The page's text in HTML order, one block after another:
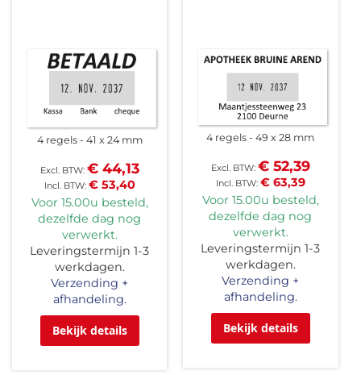
4 regels 41 x 24 mm
€ 53,40
€ 44,13
Voor 15.00u besteld,
dezelfde dag nog
verwerkt.
Leveringstermijn 1-3
werkdagen.
Verzending +
afhandeling.
Bekijk details
4 regels 49 x 28 mm
€ 63,39
€ 52,39
Voor 15.00u besteld,
dezelfde dag nog
verwerkt.
Leveringstermijn 1-3
werkdagen.
Verzending +
afhandeling.
Bekijk details